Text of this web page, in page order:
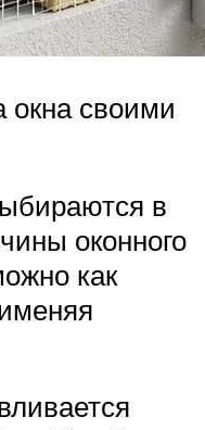
окна своими
в
оконного
как